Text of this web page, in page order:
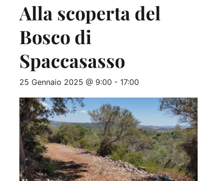
Alla scoperta del
Bosco di
Spaccasasso
25 Gennaio 2025 @ 9:00 - 17:00